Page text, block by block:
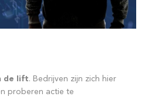
de lift. Bedrijven zijn zich hier
proberen actie te